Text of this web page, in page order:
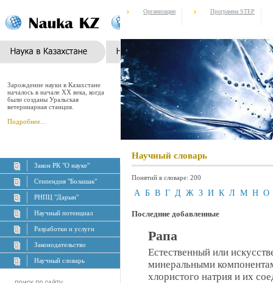
Зарождение науки в Казахстане
началось в начале XX века, когда
были созданы Уральская
ветеринарная станция.
Подробнее...
Закон РК "О науке"
Стипендия "Болашак"
РНПЦ "Дарын"
Научный потенциал
Разработки и услуги
Законодательство
Научный словарь
Организации Программа STEP
Научный словарь
Понятий в словаре: 200
А Б В Г Д Ж З И К Л М Н О
Последние добавленные
Рапа
Естественный или
минеральными
хлористого натрия и их